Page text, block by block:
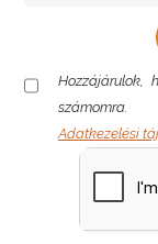
Hozzájárulok,
számomra.
Adatkezelési